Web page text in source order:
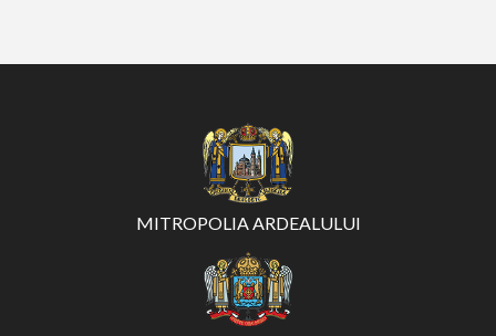
MITROPOLIA ARDEALULUI